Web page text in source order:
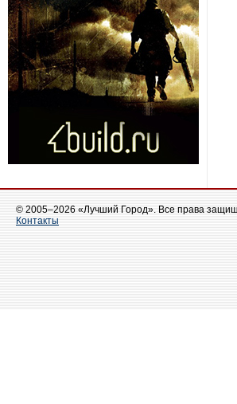
© 2005–2026 «Лучший Город». Все права
Контакты